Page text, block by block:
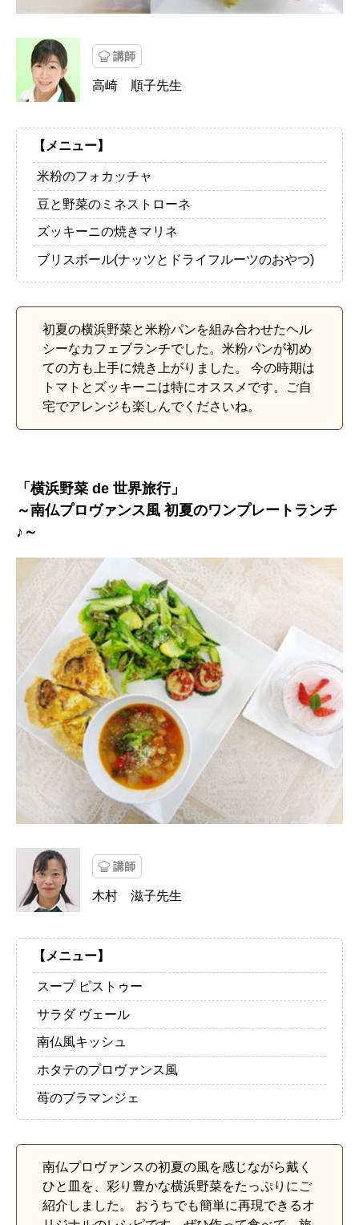
講師
高崎 順子先生
【メニュー】
米粉のフォカッチャ
豆と野菜のミネストローネ
ズッキーニの焼きマリネ
ブリスボール(ナッツとドライフルーツのおやつ)
初夏の横浜野菜と米粉パンを組み合わせたヘル
シーなカフェブランチでした。米粉パンが初め
ての方も上手に焼き上がりました。 今の時期は
トマトとズッキーニは特にオススメです。ご自
宅でアレンジも楽しんでくださいね。
「横浜野菜 de 世界旅行」
～南仏プロヴァンス風 初夏のワンプレートランチ
♪～
講師
木村 滋子先生
【メニュー】
スープ ピストゥー
サラダ ヴェール
南仏風キッシュ
ホタテのプロヴァンス風
苺のブラマンジェ
南仏プロヴァンスの初夏の風を感じながら戴く
ひと皿を、彩り豊かな横浜野菜をたっぷりにご
紹介しました。 おうちでも簡単に再現できるオ